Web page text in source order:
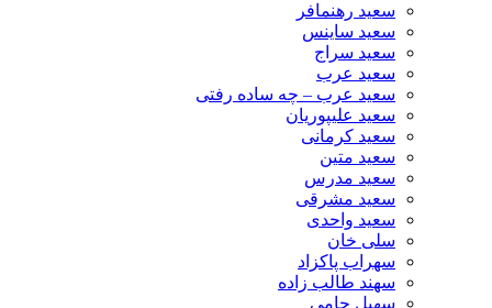
سعید رهنمافر
سعید ساینس
سعید سراج
سعید عرب
سعید عرب – چه ساده رفتی
سعید علیپوریان
سعید کرمانی
سعید متین
سعید مدرس
سعید مشرقی
سعید واحدی
سلی خان
سهراب پاکزاد
سهند طالب زاده
سهیل جامی